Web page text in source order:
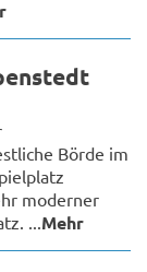
Börde im
moderner
...Mehr